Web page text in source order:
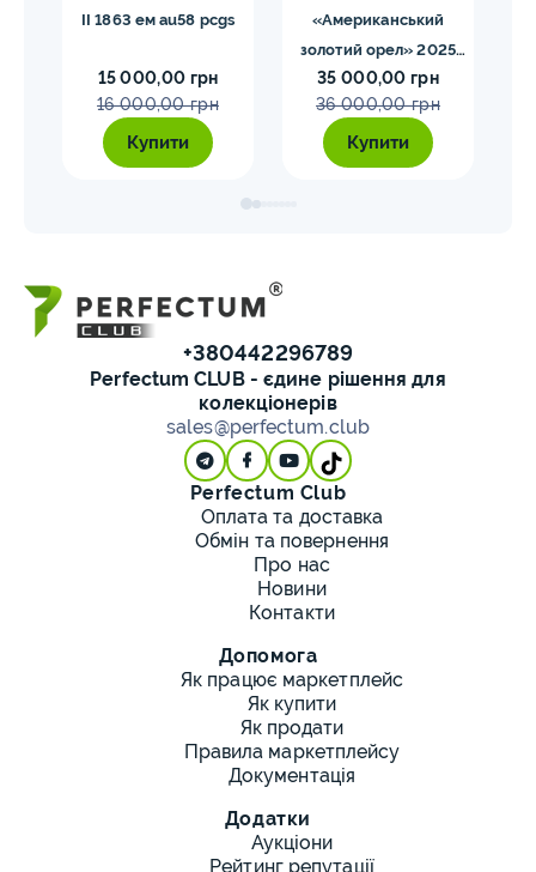
II 1863 ем au58 pcgs
15 000,00 грн
16 000,00 грн
Купити
«Американський
золотий орел» 2025
MS70 NGC орел тип2
35 000,00 грн
36 000,00 грн
Купити
+380442296789
Perfectum CLUB - єдине рішення для
колекціонерів
sales@perfectum.club
Perfectum Club
Оплата та доставка
Обмін та повернення
Про нас
Новини
Контакти
Допомога
Як працює маркетплейс
Як купити
Як продати
Правила маркетплейсу
Документація
Додатки
Аукціони
Рейтинг репутації